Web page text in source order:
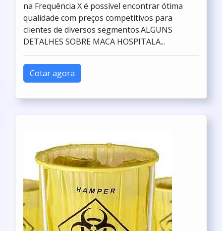
na Frequência X é possível encontrar ótima
qualidade com preços competitivos para
clientes de diversos segmentos.ALGUNS
DETALHES SOBRE MACA HOSPITALA...
Cotar agora